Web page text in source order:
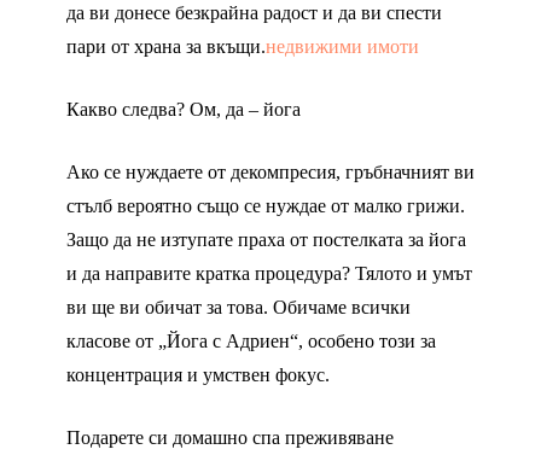
да ви донесе безкрайна радост и да ви спести
пари от храна за вкъщи.недвижими имоти
Какво следва? Ом, да – йога
Ако се нуждаете от декомпресия, гръбначният ви
стълб вероятно също се нуждае от малко грижи.
Защо да не изтупате праха от постелката за йога
и да направите кратка процедура? Тялото и умът
ви ще ви обичат за това. Обичаме всички
класове от „Йога с Адриен“, особено този за
концентрация и умствен фокус.
Подарете си домашно спа преживяване